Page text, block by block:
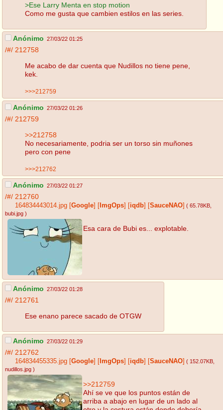
>Ese Larry Menta en stop motion
Como me gusta que cambien estilos en las series.
Anónimo 27/03/22 01:25
/#/ 212758
Me acabo de dar cuenta que Nudillos no tiene pene,
kek.
>>>212759
Anónimo 27/03/22 01:26
/#/ 212759
>>212758
No necesariamente, podria ser un torso sin muñones
pero con pene
>>>212762
Anónimo 27/03/22 01:27
/#/ 212760
164834443014.jpg Google ImgOps iqdb SauceNAO ( 65.78KB
bubi.jpg )
Esa cara de Bubi es... explotable.
Anónimo 27/03/22 01:28
/#/ 212761
Ese enano parece sacado de OTGW
Anónimo 27/03/22 01:29
/#/ 212762
164834455335.jpg Google ImgOps iqdb SauceNAO ( 152.07KB
nudillos.jpg )
>>212759
Ahí se ve que los puntos están de
arriba a abajo en lugar de un lado al